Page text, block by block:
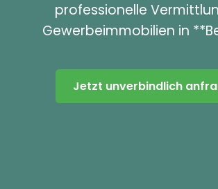
professionelle
Gewerbeimmobilien in
Jetzt unverbindlich